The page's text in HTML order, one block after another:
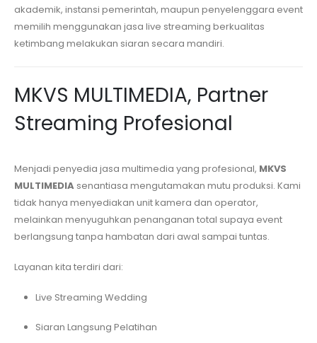
akademik, instansi pemerintah, maupun penyelenggara event
memilih menggunakan jasa live streaming berkualitas
ketimbang melakukan siaran secara mandiri.
MKVS MULTIMEDIA, Partner
Streaming Profesional
Menjadi penyedia jasa multimedia yang profesional, MKVS
MULTIMEDIA senantiasa mengutamakan mutu produksi. Kami
tidak hanya menyediakan unit kamera dan operator,
melainkan menyuguhkan penanganan total supaya event
berlangsung tanpa hambatan dari awal sampai tuntas.
Layanan kita terdiri dari:
Live Streaming Wedding
Siaran Langsung Pelatihan